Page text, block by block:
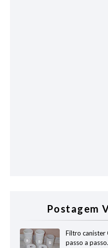
Postagem
Filtro canister
passo a passo.